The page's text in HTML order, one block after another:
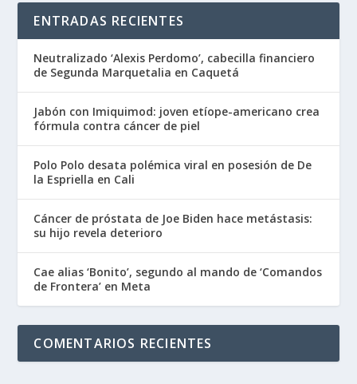
ENTRADAS RECIENTES
Neutralizado ‘Alexis Perdomo’, cabecilla financiero
de Segunda Marquetalia en Caquetá
Jabón con Imiquimod: joven etíope-americano crea
fórmula contra cáncer de piel
Polo Polo desata polémica viral en posesión de De
la Espriella en Cali
Cáncer de próstata de Joe Biden hace metástasis:
su hijo revela deterioro
Cae alias ‘Bonito’, segundo al mando de ‘Comandos
de Frontera’ en Meta
COMENTARIOS RECIENTES